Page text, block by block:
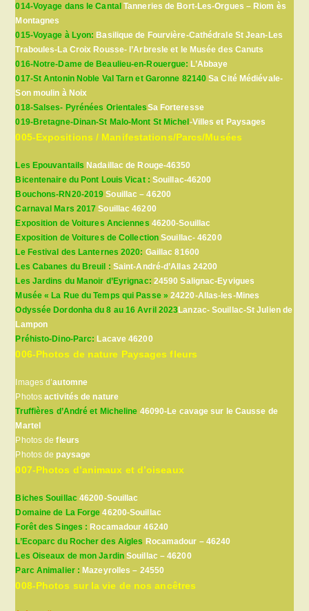
014-Voyage dans le CantalTanneries de Bort-Les-Orgues – Riom ès
Montagnes
015-Voyage à Lyon: Basilique de Fourvière-Cathédrale St Jean-Les
Traboules-La Croix Rousse- l’Arbresle et le Musée des Canuts
016-Notre-Dame de Beaulieu-en-Rouergue:L’Abbaye
017-St Antonin Noble Val Tarn et Garonne 82140 Sa Cité Médiévale-
Son moulin à Noix
018-Salses- Pyrénées OrientalesSa Forteresse
019-Bretagne-Dinan-St Malo-Mont St Michel-Villes et Paysages
005-Expositions / Manifestations/Parcs/Musées
Les Epouvantails Nadaillac de Rouge-46350
Bicentenaire du Pont Louis Vicat : Souillac-46200
Bouchons-RN20-2019Souillac – 46200
Carnaval Mars 2017 Souillac 46200
Exposition de Voitures Anciennes 46200-Souillac
Exposition de Voitures de Collection Souillac- 46200
Le Festival des Lanternes 2020: Gaillac 81600
Les Cabanes du Breuil : Saint-André-d’Allas 24200
Les Jardins du Manoir d’Eyrignac: 24590 Salignac-Eyvigues
Musée « La Rue du Temps qui Passe » 24220-Allas-les-Mines
Odyssée Dordonha du 8 au 16 Avril 2023Lanzac- Souillac-St Julien de
Lampon
Préhisto-Dino-Parc:Lacave 46200
006-Photos de nature Paysages fleurs
Images d’automne
Photosactivités de nature
Truffières d’André et Micheline 46090-Le cavage sur le Causse de
Martel
Photos defleurs
Photos depaysage
007-Photos d’animaux et d’oiseaux
Biches Souillac46200-Souillac
Domaine de La Forge 46200-Souillac
Forêt des Singes :Rocamadour 46240
L’Ecoparc du Rocher des Aigles Rocamadour – 46240
Les Oiseaux de mon JardinSouillac – 46200
Parc Animalier : Mazeyrolles – 24550
008-Photos sur la vie de nos ancêtres